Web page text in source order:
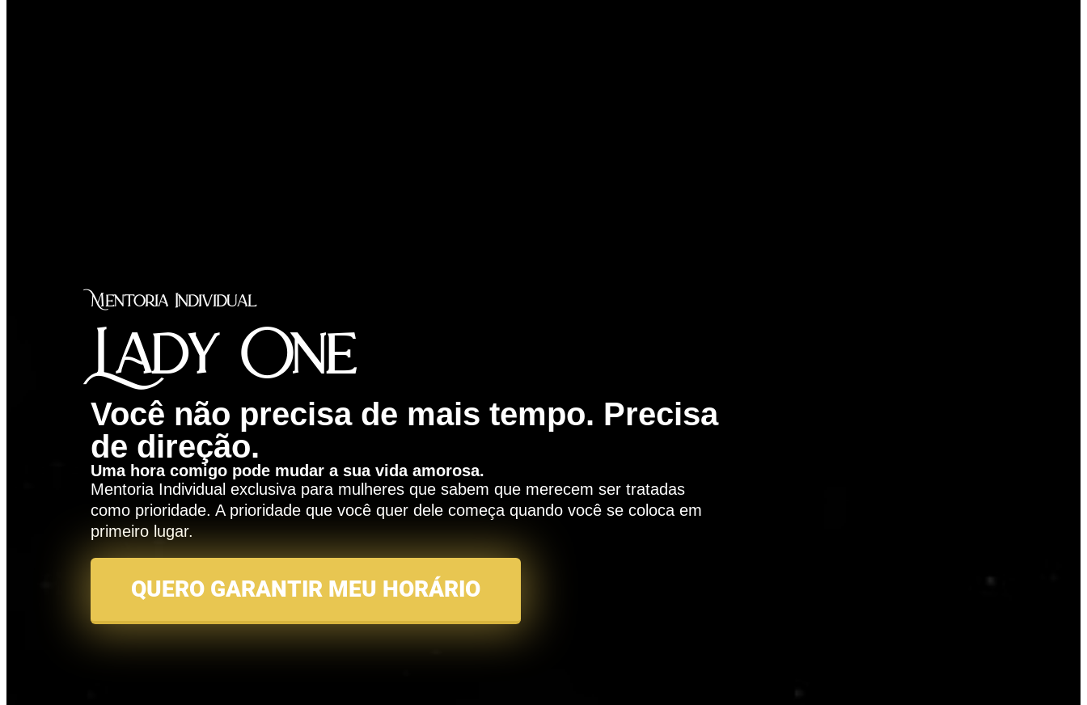
Mentoria Individual
Lady One
Você não precisa de mais tempo. Precisa
de direção.
Uma hora comigo pode mudar a sua vida amorosa.
Mentoria Individual exclusiva para mulheres que sabem que merecem ser tratadas
como prioridade. A prioridade que você quer dele começa quando você se coloca em
primeiro lugar.
QUERO GARANTIR MEU HORÁRIO